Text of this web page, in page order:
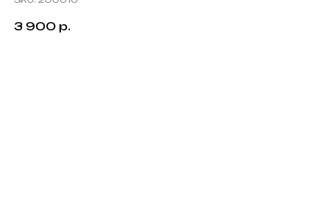
3 900 р.